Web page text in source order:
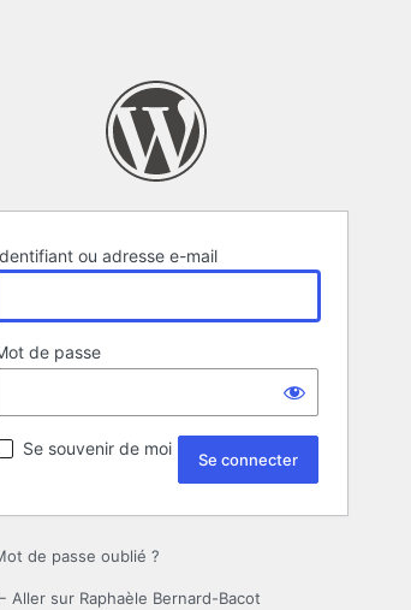
ou adresse e-mail
de passe
Se souvenir de moi
de passe oublié ?
Aller sur Raphaèle Bernard-Bacot